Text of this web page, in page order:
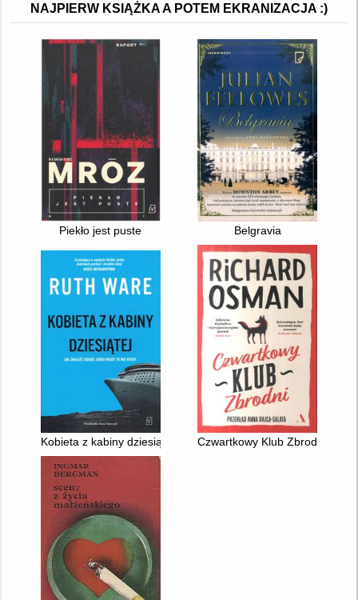
NAJPIERW KSIĄŻKA A POTEM EKRANIZACJA :)
Piekło jest puste Belgravia
Kobieta z kabiny dziesiątej Czwartkowy Klub Zbrodni